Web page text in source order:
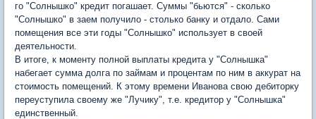
го "Солнышко" кредит погашает. Суммы "бьются" - сколько
"Солнышко" в заем получило - столько банку и отдало. Сами
помещения все эти годы "Солнышко" использует в своей
деятельности.
В итоге, к моменту полной выплаты кредита у "Солнышка"
набегает сумма долга по займам и процентам по ним в аккурат на
стоимость помещений. К этому времени Иванова свою дебиторку
переуступила своему же "Лучику", т.е. кредитор у "Солнышка"
единственный.